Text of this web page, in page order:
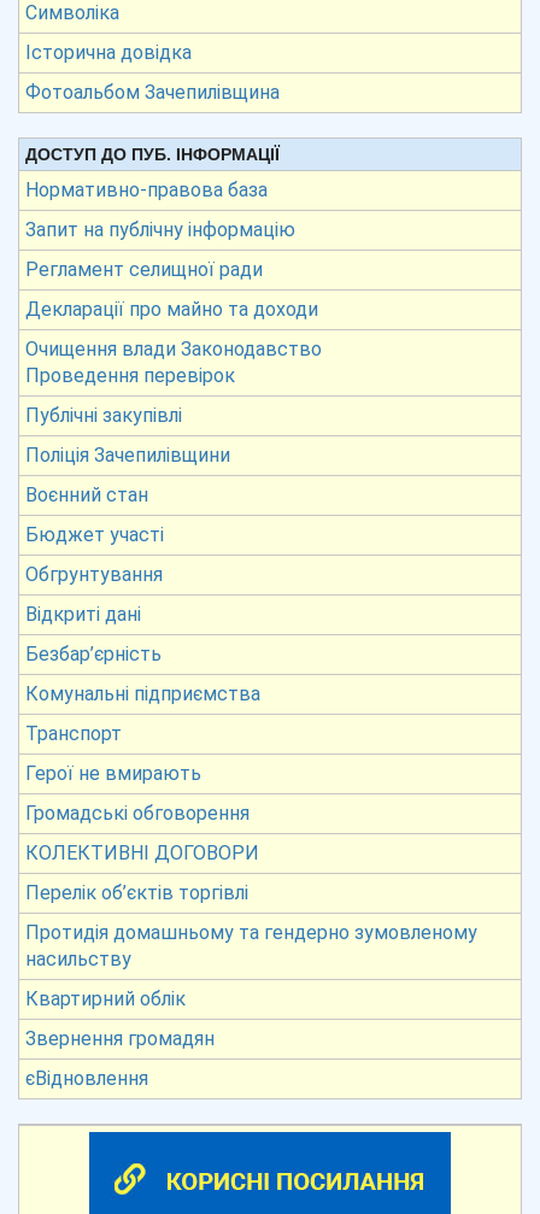
Символіка
Історична довідка
Фотоальбом Зачепилівщина
ДОСТУП ДО ПУБ. ІНФОРМАЦІЇ
Нормативно-правова база
Запит на публічну інформацію
Регламент селищної ради
Декларації про майно та доходи
Очищення влади Законодавство
Проведення перевірок
Публічні закупівлі
Поліція Зачепилівщини
Воєнний стан
Бюджет участі
Обгрунтування
Відкриті дані
Безбар’єрність
Комунальні підприємства
Транспорт
Герої не вмирають
Громадські обговорення
КОЛЕКТИВНІ ДОГОВОРИ
Перелік об’єктів торгівлі
Протидія домашньому та гендерно зумовленому
насильству
Квартирний облік
Звернення громадян
єВідновлення